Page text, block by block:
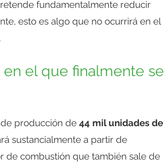
fundamentalmente reducir
esto es algo que no ocurrirá en el
el que finalmente se
producción de 44 mil unidades de
sustancialmente a partir de
de combustión que también sale de